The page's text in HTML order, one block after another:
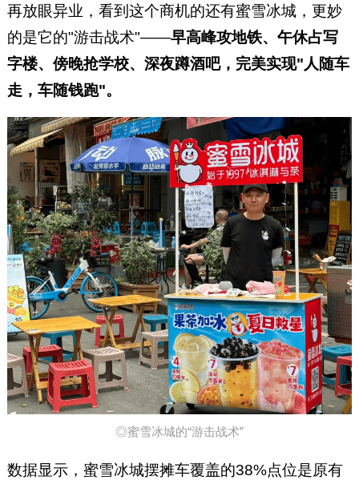
再放眼异业，看到这个商机的还有蜜雪冰城，更妙
的是它的"游击战术"——早高峰攻地铁、午休占写
字楼、傍晚抢学校、深夜蹲酒吧，完美实现"人随车
走，车随钱跑"。
◎蜜雪冰城的“游击战术”
数据显示，蜜雪冰城摆摊车覆盖的38%点位是原有